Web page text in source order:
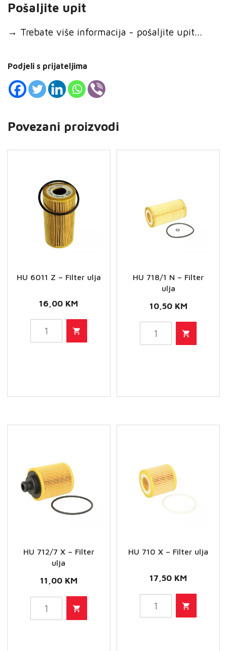
Pošaljite upit
→ Trebate više informacija - pošaljite upit...
Podjeli s prijateljima
Povezani proizvodi
HU 6011 Z – Filter ulja
16,00 KM
6011
količina
HU 718/1 N – Filter
ulja
10,50 KM
718/1
Filter
količina
HU 712/7 X – Filter
ulja
11,00 KM
712/7
HU 710 X – Filter ulja
17,50 KM
710